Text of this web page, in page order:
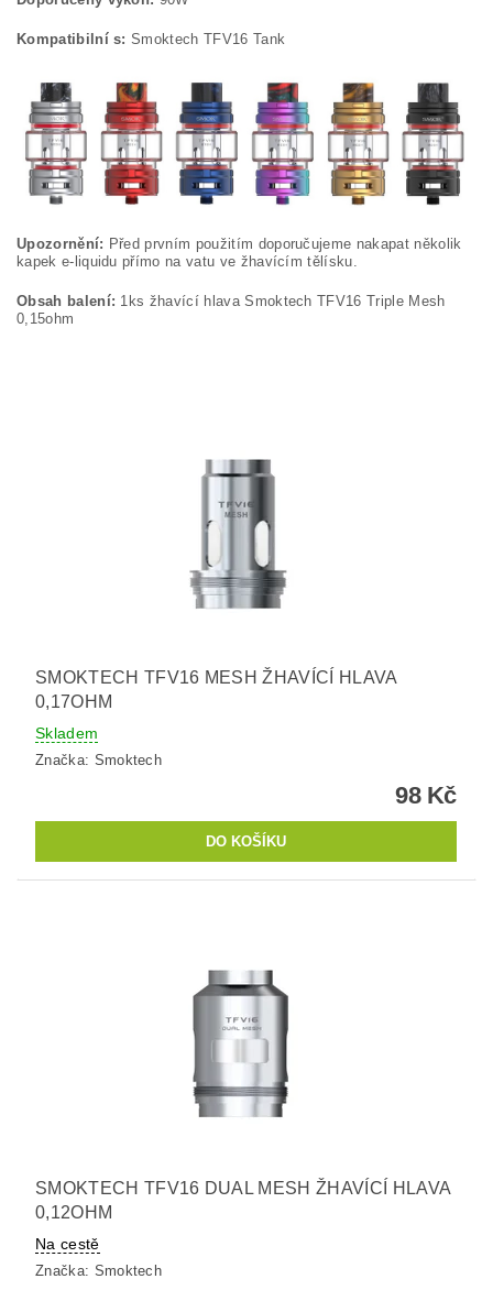
Kompatibilní s: Smoktech TFV16 Tank
Upozornění: Před prvním použitím doporučujeme nakapat několik
kapek e-liquidu přímo na vatu ve žhavícím tělísku.
Obsah balení: 1ks žhavící hlava Smoktech TFV16 Triple Mesh
0,15ohm
SMOKTECH TFV16 MESH ŽHAVÍCÍ HLAVA
0,17OHM
Skladem
Značka: Smoktech
98 Kč
SMOKTECH TFV16 DUAL MESH ŽHAVÍCÍ HLAVA
0,12OHM
Na cestě
Značka: Smoktech